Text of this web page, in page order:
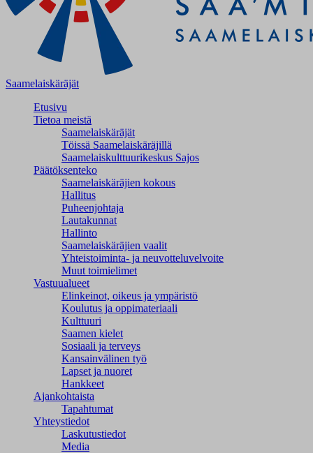
Saamelaiskäräjät
Etusivu
Tietoa meistä
Saamelaiskäräjät
Töissä Saamelaiskäräjillä
Saamelaiskulttuuri­keskus Sajos
Päätöksenteko
Saamelaiskäräjien kokous
Hallitus
Puheenjohtaja
Lautakunnat
Hallinto
Saamelaiskäräjien vaalit
Yhteistoiminta- ja neuvotteluvelvoite
Muut toimielimet
Vastuualueet
Elinkeinot, oikeus ja ympäristö
Koulutus ja oppimateriaali
Kulttuuri
Saamen kielet
Sosiaali ja terveys
Kansainvälinen työ
Lapset ja nuoret
Hankkeet
Ajankohtaista
Tapahtumat
Yhteystiedot
Laskutustiedot
Media